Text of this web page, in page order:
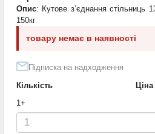
Опис: Кутове з’єднання стільниць
150кг
товару немає в наявності
Підписка на надходження
Кількість
1+